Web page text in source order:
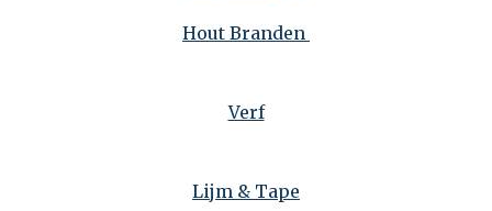
Hout Branden
Verf
Lijm & Tape